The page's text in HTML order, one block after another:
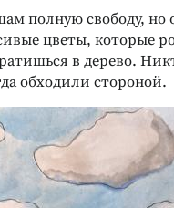
полную свободу, но
цветы, которые
в дерево.
обходили стороной.